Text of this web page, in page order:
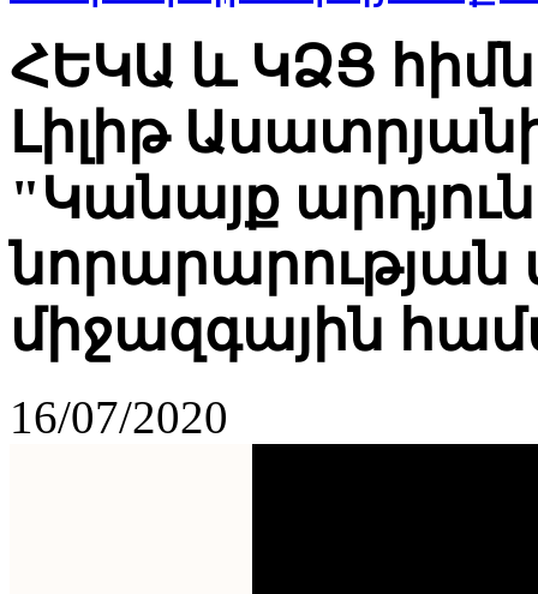
ՀԵԿԱ և ԿՁՑ
Լիլիթ
"Կանայք
նորարարության
միջազգային
16/07/2020